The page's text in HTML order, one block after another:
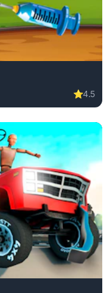
⭐4.5
arcade game, no